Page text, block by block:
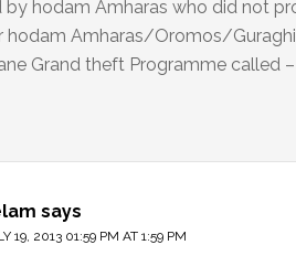
hodam Amharas who did not
hodam Amharas/Oromos/
Grand theft Programme called
says
19, 2013 01:59 PM AT 1:59 PM